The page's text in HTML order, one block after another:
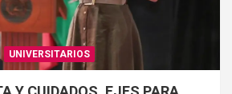
UNIVERSITARIOS